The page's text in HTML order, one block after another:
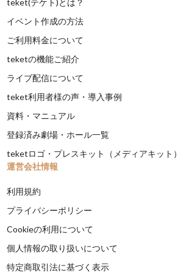
teket(テケト)とは？
イベント作成の方法
ご利用料金について
teketの機能ご紹介
ライブ配信について
teket利用者様の声・導入事例
資料・マニュアル
登録済み劇場・ホール一覧
teketロゴ・プレスキット（メディアキット）
運営会社情報
利用規約
プライバシーポリシー
Cookieの利用について
個人情報の取り扱いについて
特定商取引法に基づく表示